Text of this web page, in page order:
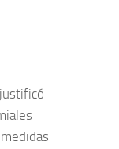
justificó